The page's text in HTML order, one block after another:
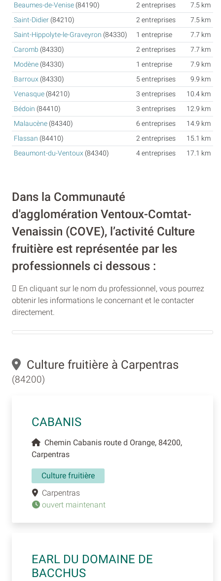
Beaumes-de-Venise (84190) 2 entreprises
7.5 km
Saint-Didier (84210) 2 entreprises
7.5 km
Saint-Hippolyte-le-Graveyron (84330) 1 entreprise
7.7 km
Caromb (84330) 2 entreprises
7.7 km
Modène (84330) 1 entreprise
7.9 km
Barroux (84330) 5 entreprises
9.9 km
Venasque (84210) 3 entreprises
10.4 km
Bédoin (84410) 3 entreprises
12.9 km
Malaucène (84340) 6 entreprises
14.9 km
Flassan (84410) 2 entreprises
15.1 km
Beaumont-du-Ventoux (84340) 4 entreprises 17.1 km
Dans la Communauté
d'agglomération Ventoux-Comtat-
Venaissin (COVE), l’activité Culture
fruitière est représentée par les
professionnels ci dessous :
En cliquant sur le nom du professionnel, vous pourrez
obtenir les informations le concernant et le contacter
directement.
Culture fruitière à Carpentras
(84200)
CABANIS
Chemin Cabanis route d Orange, 84200,
Carpentras
Culture fruitière
Carpentras
ouvert maintenant
EARL DU DOMAINE DE
BACCHUS